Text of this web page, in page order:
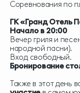
Соревнования по
ГК «Гранд Отель
Начало в 20:00
Вечер гриля и
народной пасни).
Вход свободный.
Бронирование
Также в этот день